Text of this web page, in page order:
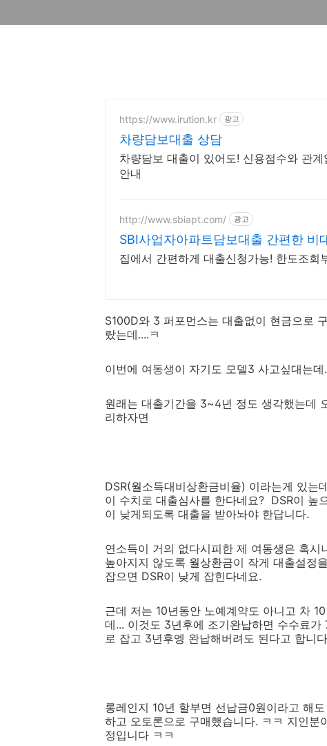
https://www.irution.kr 광고
차량담보대출 상담
차량담보 대출이 있어도! 신용점수와 관
안내
http://www.sbiapt.com/ 광고
SBI사업자아파트담보대출 간편한 비
집에서 간편하게 대출신청가능! 한도조회
S100D와 3 퍼포먼스는 대출없이 현금으로
랐는데....ㅋ
이번에 여동생이 자기도 모델3 사고싶대는
원래는 대출기간을 3~4년 정도 생각했는데
리하자면
DSR(월소득대비상환금비율) 이라는게 있는
이 수치로 대출심사를 한다네요? DSR이 높
이 낮게되도록 대출을 받아놔야 한답니다.
연소득이 거의 없다시피한 제 여동생은 혹
높아지지 않도록 월상환금이 작게 대출설정
잡으면 DSR이 낮게 잡힌다네요.
근데 저는 10년동안 노예계약도 아니고 차
데... 이것도 3년후에 조기완납하면 수수료
로 잡고 3년후엥 완납해버려도 된다고 합니
롱레인지 10년 할부면 선납금0원이라고 해
하고 오토론으로 구매했습니다. ㅋㅋ 지인분
정입니다 ㅋㅋ